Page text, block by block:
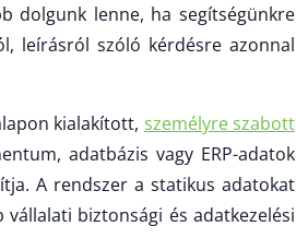
dolgunk lenne, ha segítségünkre
leírásról szóló kérdésre azonnal
kialakított, személyre szabott
adatbázis vagy ERP-adatok
A rendszer a statikus adatokat
biztonsági és adatkezelési